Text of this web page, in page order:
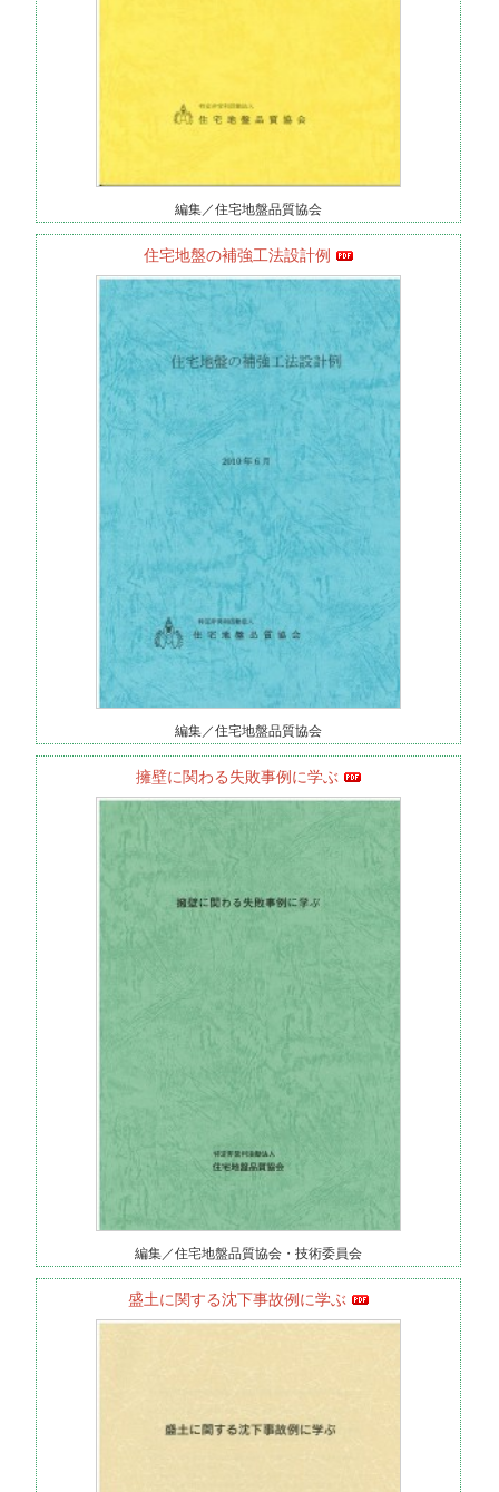
編集／住宅地盤品質協会
住宅地盤の補強工法設計例
編集／住宅地盤品質協会
擁壁に関わる失敗事例に学ぶ
編集／住宅地盤品質協会・技術委員会
盛土に関する沈下事故例に学ぶ